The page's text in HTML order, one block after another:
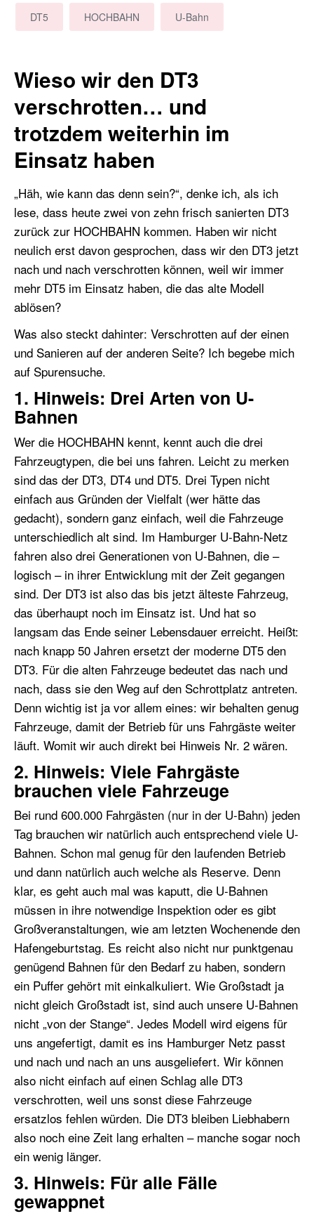
DT5 HOCHBAHN U-Bahn
Wieso wir den DT3
verschrotten… und
trotzdem weiterhin im
Einsatz haben
„Häh, wie kann das denn sein?“, denke ich, als ich
lese, dass heute zwei von zehn frisch sanierten DT3
zurück zur HOCHBAHN kommen. Haben wir nicht
neulich erst davon gesprochen, dass wir den DT3 jetzt
nach und nach verschrotten können, weil wir immer
mehr DT5 im Einsatz haben, die das alte Modell
ablösen?
Was also steckt dahinter: Verschrotten auf der einen
und Sanieren auf der anderen Seite? Ich begebe mich
auf Spurensuche.
1. Hinweis: Drei Arten von U-
Bahnen
Wer die HOCHBAHN kennt, kennt auch die drei
Fahrzeugtypen, die bei uns fahren. Leicht zu merken
sind das der DT3, DT4 und DT5. Drei Typen nicht
einfach aus Gründen der Vielfalt (wer hätte das
gedacht), sondern ganz einfach, weil die Fahrzeuge
unterschiedlich alt sind. Im Hamburger U-Bahn-Netz
fahren also drei Generationen von U-Bahnen, die –
logisch – in ihrer Entwicklung mit der Zeit gegangen
sind. Der DT3 ist also das bis jetzt älteste Fahrzeug,
das überhaupt noch im Einsatz ist. Und hat so
langsam das Ende seiner Lebensdauer erreicht. Heißt:
nach knapp 50 Jahren ersetzt der moderne DT5 den
DT3. Für die alten Fahrzeuge bedeutet das nach und
nach, dass sie den Weg auf den Schrottplatz antreten.
Denn wichtig ist ja vor allem eines: wir behalten genug
Fahrzeuge, damit der Betrieb für uns Fahrgäste weiter
läuft. Womit wir auch direkt bei Hinweis Nr. 2 wären.
2. Hinweis: Viele Fahrgäste
brauchen viele Fahrzeuge
Bei rund 600.000 Fahrgästen (nur in der U-Bahn) jeden
Tag brauchen wir natürlich auch entsprechend viele U-
Bahnen. Schon mal genug für den laufenden Betrieb
und dann natürlich auch welche als Reserve. Denn
klar, es geht auch mal was kaputt, die U-Bahnen
müssen in ihre notwendige Inspektion oder es gibt
Großveranstaltungen, wie am letzten Wochenende den
Hafengeburtstag. Es reicht also nicht nur punktgenau
genügend Bahnen für den Bedarf zu haben, sondern
ein Puffer gehört mit einkalkuliert. Wie Großstadt ja
nicht gleich Großstadt ist, sind auch unsere U-Bahnen
nicht „von der Stange“. Jedes Modell wird eigens für
uns angefertigt, damit es ins Hamburger Netz passt
und nach und nach an uns ausgeliefert. Wir können
also nicht einfach auf einen Schlag alle DT3
verschrotten, weil uns sonst diese Fahrzeuge
ersatzlos fehlen würden. Die DT3 bleiben Liebhabern
also noch eine Zeit lang erhalten – manche sogar noch
ein wenig länger.
3. Hinweis: Für alle Fälle
gewappnet